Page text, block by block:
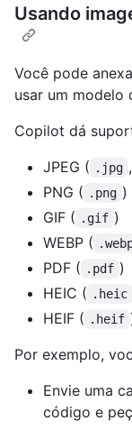
Usando
Você pode
usar um modelo
Copilot dá
JPEG ( .jpg ,
PNG ( .png )
GIF ( .gif )
WEBP (
PDF ( .pdf )
HEIC ( .heic
HEIF ( .heif
Por exemplo,
Envie uma
código e